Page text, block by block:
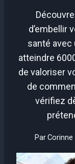
d’embellir
santé avec
atteindre
de valoriser
de
vérifiez
ParCorinne